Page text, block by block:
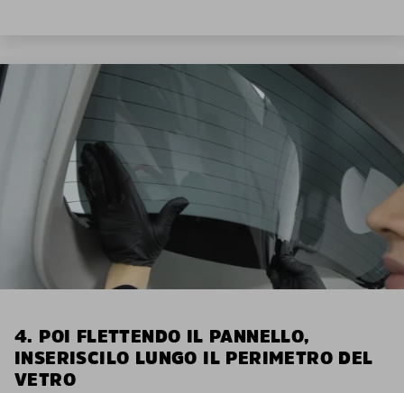
4. POI FLETTENDO IL PANNELLO,
INSERISCILO LUNGO IL PERIMETRO DEL
VETRO